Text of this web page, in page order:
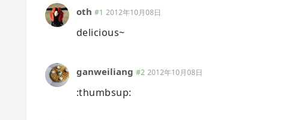
oth #1 2012年10月08日
delicious~
ganweiliang #2 2012年10月08日
:thumbsup: